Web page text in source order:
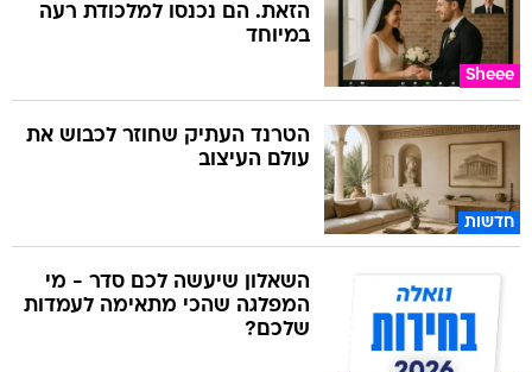
Sheee
הזאת. הם נכנסו למלכודת רעה
במיוחד
חדשות
הטרנד העתיק שחוזר לכבוש את
עולם העיצוב
השאלון שיעשה לכם סדר - מי
המפלגה שהכי מתאימה לעמדות
שלכם?